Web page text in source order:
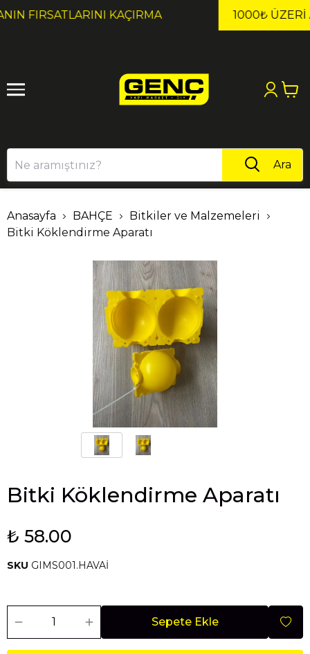
1000₺ ÜZERI ALIŞVERIŞLERDE KARGO ÜCRETSİZ!
1
Ara
Anasayfa BAHÇE
Bitkiler ve Malzemeleri
Bitki Köklendirme Aparatı
Bitki Köklendirme Aparatı
₺ 58.00
SKU GIMS001.HAVAİ
Sepete Ekle